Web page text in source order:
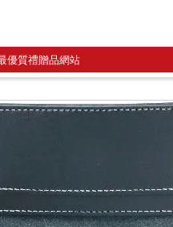
優質禮贈品網站